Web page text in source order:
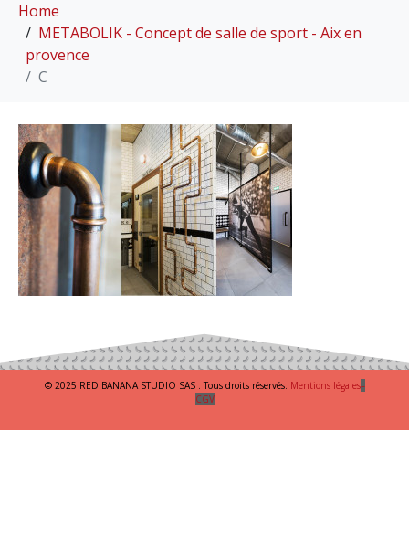
Home
METABOLIK - Concept de salle de sport - Aix en
provence
C
© 2025 RED BANANA STUDIO SAS . Tous droits réservés. Mentions légales–
CGV